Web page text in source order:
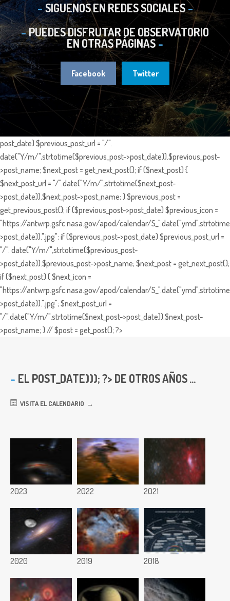
SIGUENOS EN REDES SOCIALES
PUEDES DISFRUTAR DE OBSERVATORIO
EN OTRAS PÁGINAS
Facebook Twitter
post_date) $previous_post_url = "/".
date("Y/m/",strtotime($previous_post->post_date)).$previous_post-
>post_name; $next_post = get_next_post(); if ($next_post) {
$next_post_url = "/".date("Y/m/",strtotime($next_post-
>post_date)).$next_post->post_name; } $previous_post =
get_previous_post(); if ($previous_post->post_date) $previous_icon =
"https://antwrp.gsfc.nasa.gov/apod/calendar/
>post_date)).".jpg"; if ($previous_post->post_date) $previous_post_url =
"/". date("Y/m/",strtotime($previous_post-
>post_date)).$previous_post->post_name; $next_post = get_next_post();
if ($next_post) { $next_icon =
"https://antwrp.gsfc.nasa.gov/apod/calendar/
>post_date)).".jpg"; $next_post_url =
"/".date("Y/m/",strtotime($next_post->post_date)).$next_post-
>post_name; } // $post = get_post(); ?>
EL POST_DATE))); ?> DE OTROS AÑOS ...
VISITA EL CALENDARIO
2023 2022 2021
2020 2019 2018